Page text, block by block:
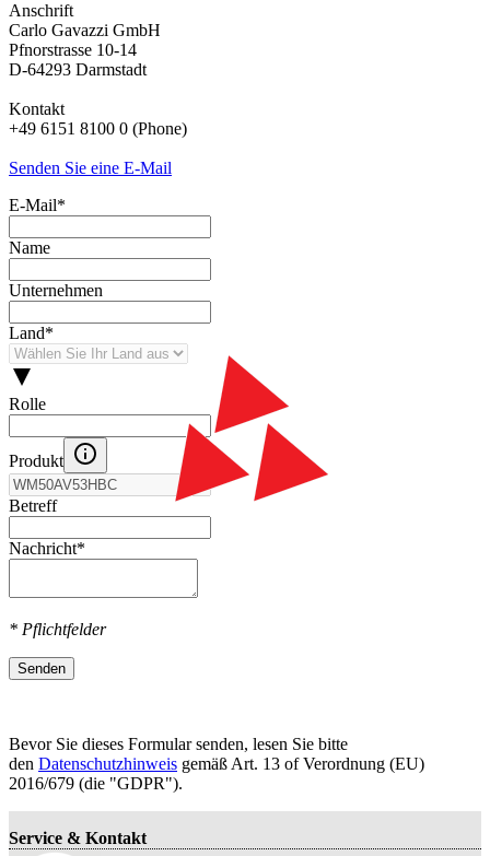
Anschrift
Carlo Gavazzi GmbH
Pfnorstrasse 10-14
D-64293 Darmstadt
Kontakt
+49 6151 8100 0 (Phone)
Senden Sie eine E-Mail
E-Mail*
Name
Unternehmen
Land*
Rolle
Produkt
Betreff
Nachricht*
* Pflichtfelder
Senden
Bevor Sie dieses Formular senden, lesen Sie bitte
den Datenschutzhinweis gemäß Art. 13 оf Verordnung (EU)
2016/679 (die "GDPR").
Service & Kontakt